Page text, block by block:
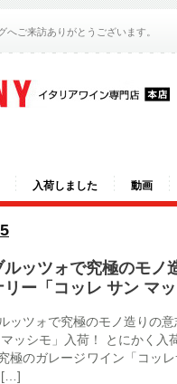
へご来訪ありがとうございます。
入荷しました 動画
ルッツォで究極のモノ
リー「コッレ サン マ
ッツォで究極のモノ造りの
ッシモ」入荷！ とにかく
極のガレージワイン「コッ
[…]